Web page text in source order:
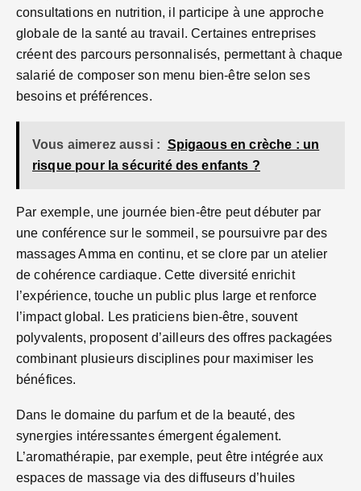
consultations en nutrition, il participe à une approche
globale de la santé au travail. Certaines entreprises
créent des parcours personnalisés, permettant à chaque
salarié de composer son menu bien-être selon ses
besoins et préférences.
Vous aimerez aussi : Spigaous en crèche : un
risque pour la sécurité des enfants ?
Par exemple, une journée bien-être peut débuter par
une conférence sur le sommeil, se poursuivre par des
massages Amma en continu, et se clore par un atelier
de cohérence cardiaque. Cette diversité enrichit
l’expérience, touche un public plus large et renforce
l’impact global. Les praticiens bien-être, souvent
polyvalents, proposent d’ailleurs des offres packagées
combinant plusieurs disciplines pour maximiser les
bénéfices.
Dans le domaine du parfum et de la beauté, des
synergies intéressantes émergent également.
L’aromathérapie, par exemple, peut être intégrée aux
espaces de massage via des diffuseurs d’huiles